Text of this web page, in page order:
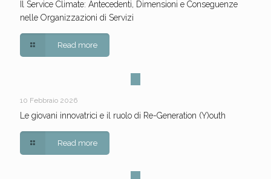
Il Service Climate: Antecedenti, Dimensioni e Conseguenze
nelle Organizzazioni di Servizi
Read more
10 Febbraio 2026
Le giovani innovatrici e il ruolo di Re-Generation (Y)outh
Read more